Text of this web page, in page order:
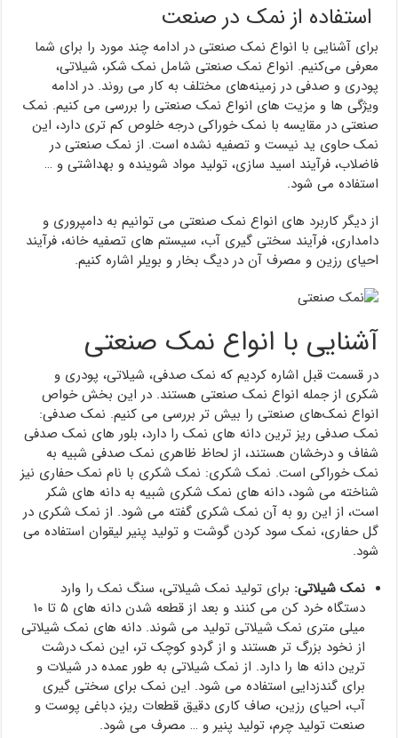
استفاده از نمک در صنعت
برای آشنایی با انواع نمک صنعتی در ادامه چند مورد را برای شما
معرفی می‌کنیم. انواع نمک صنعتی شامل نمک شکر، شیلاتی،
پودری و صدفی در زمینه‌های مختلف به کار می روند. در ادامه
ویژگی ها و مزیت های انواع نمک صنعتی را بررسی می کنیم. نمک
صنعتی در مقایسه با نمک خوراکی درجه خلوص کم تری دارد، این
نمک حاوی ید نیست و تصفیه نشده است. از نمک صنعتی در
فاضلاب، فرآیند اسید سازی، تولید مواد شوینده و بهداشتی و …
استفاده می شود.
از دیگر کاربرد های انواع نمک صنعتی می توانیم به دامپروری و
دامداری، فرآیند سختی گیری آب، سیستم های تصفیه خانه، فرآیند
احیای رزین و مصرف آن در دیگ بخار و بویلر اشاره کنیم.
آشنایی با انواع نمک صنعتی
در قسمت قبل اشاره کردیم که نمک صدفی، شیلاتی، پودری و
شکری از جمله انواع نمک صنعتی هستند. در این بخش خواص
انواع نمک‌های صنعتی را بیش تر بررسی می کنیم. نمک صدفی:
نمک صدفی ریز ترین دانه های نمک را دارد، بلور های نمک صدفی
شفاف و درخشان هستند، از لحاظ ظاهری نمک صدفی شبیه به
نمک خوراکی است. نمک شکری: نمک شکری با نام نمک حفاری نیز
شناخته می شود، دانه های نمک شکری شبیه به دانه های شکر
است، از این رو به آن نمک شکری گفته می شود. از نمک شکری در
گل حفاری، نمک سود کردن گوشت و تولید پنیر لیقوان استفاده می
شود.
نمک شیلاتی: برای تولید نمک شیلاتی، سنگ نمک را وارد
دستگاه خرد کن می کنند و بعد از قطعه شدن دانه های ۵ تا ۱۰
میلی متری نمک شیلاتی تولید می شوند. دانه های نمک شیلاتی
از نخود بزرگ تر هستند و از گردو کوچک تر، این نمک درشت
ترین دانه ها را دارد. از نمک شیلاتی به طور عمده در شیلات و
برای گندزدایی استفاده می شود. این نمک برای سختی گیری
آب‌، احیای رزین، صاف کاری دقیق قطعات ریز، دباغی پوست و
صنعت تولید چرم، تولید پنیر و … مصرف می شود.